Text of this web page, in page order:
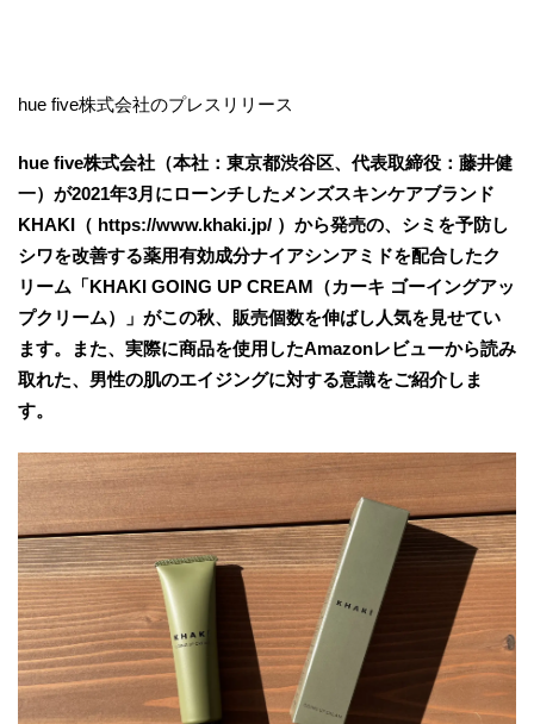
hue five株式会社のプレスリリース
hue five株式会社（本社：東京都渋谷区、代表取締役：藤井健
一）が2021年3月にローンチしたメンズスキンケアブランド
KHAKI（ https://www.khaki.jp/ ）から発売の、シミを予防し
シワを改善する薬用有効成分ナイアシンアミドを配合したク
リーム「KHAKI GOING UP CREAM（カーキ ゴーイングアッ
プクリーム）」がこの秋、販売個数を伸ばし人気を見せてい
ます。また、実際に商品を使用したAmazonレビューから読み
取れた、男性の肌のエイジングに対する意識をご紹介しま
す。